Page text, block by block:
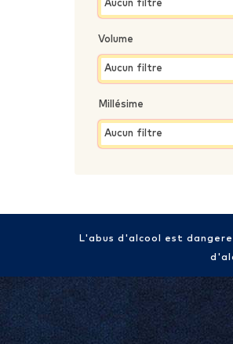
Volume
Millésime
L'abus d'alcool est